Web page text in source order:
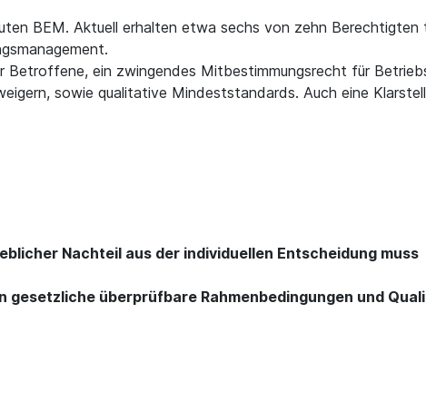
BEM. Aktuell erhalten etwa sechs von zehn
Betroffene, ein zwingendes Mitbestimmungsrecht für
sowie qualitative Mindeststandards. Auch eine
Nachteil aus der individuellen Entscheidung muss
gesetzliche überprüfbare Rahmenbedingungen und